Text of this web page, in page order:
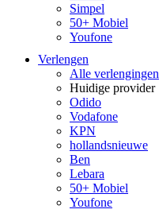
Simpel
50+ Mobiel
Youfone
Verlengen
Alle verlengingen
Huidige provider
Odido
Vodafone
KPN
hollandsnieuwe
Ben
Lebara
50+ Mobiel
Youfone